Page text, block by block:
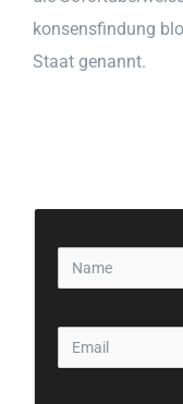
konsensfindung
Staat genannt.